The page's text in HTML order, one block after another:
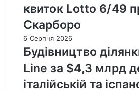
квиток Lotto 6/49
Скарборо
6 Серпня 2026
Будівництво
Line за $4,3 млрд
італійській та